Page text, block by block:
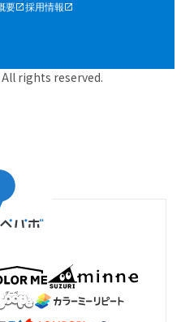
要 採用情報
rights reserved.